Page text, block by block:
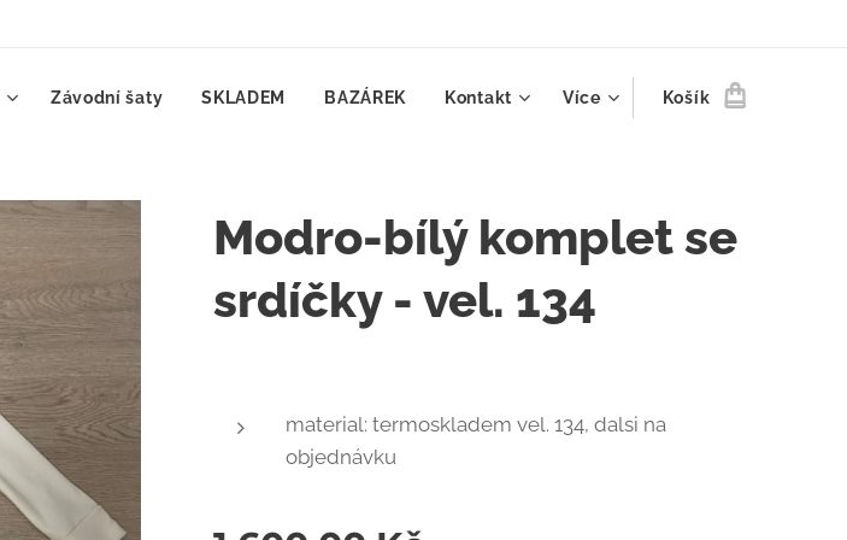
Závodní šaty SKLADEM BAZÁREK Kontakt Více Košík
Modro-bílý komplet se
srdíčky - vel. 134
material: termoskladem vel. 134, dalsi na
objednávku